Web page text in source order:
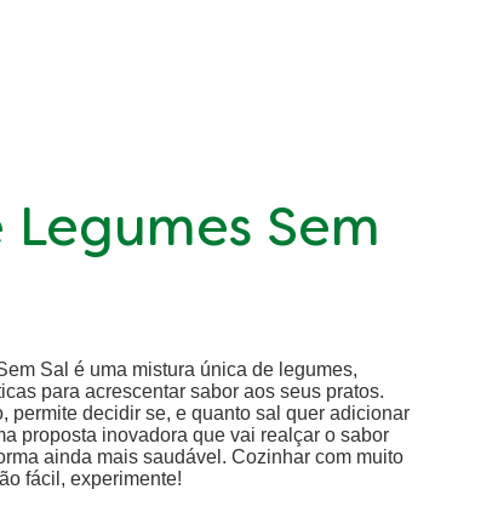
Sem
Sal é uma mistura única de legumes,
para acrescentar sabor aos seus pratos.
permite decidir se, e quanto sal quer adicionar
proposta inovadora que vai realçar o sabor
ainda mais saudável. Cozinhar com muito
fácil, experimente!